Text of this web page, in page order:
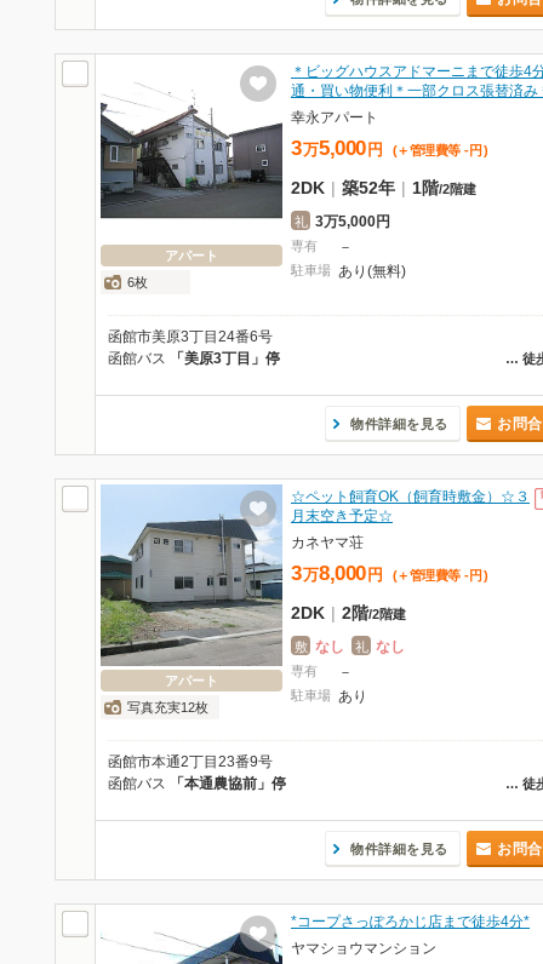
アパート
6枚
＊ビッグハウスアドマーニまで徒歩4
通・買い物便利＊一部クロス張替済み
幸永アパート
3万5,000 円 (＋管理費等 - 円 )
2DK | 築52年 | 1階/2階建
礼 3万5,000円
専有 －
駐車場 あり(無料)
函館市美原3丁目24番6号
… 徒
函館バス 「美原3丁目」停
物件詳細を見る お問
アパート
写真充実12枚
☆ペット飼育OK（飼育時敷金）☆３
月末空き予定☆
カネヤマ荘
3万8,000 円 (＋管理費等 - 円 )
2DK | 2階/2階建
敷 なし 礼 なし
専有 －
駐車場 あり
函館市本通2丁目23番9号
… 徒
函館バス 「本通農協前」停
物件詳細を見る お問
*コープさっぽろかじ店まで徒歩4分*
ヤマショウマンション